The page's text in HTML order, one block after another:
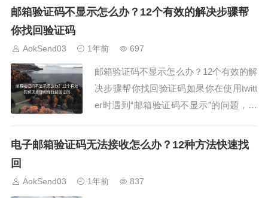
天，我们为您整理了9个常见的解决方
件。检查您的垃圾邮件文件夹...
邮箱验证码不显示怎么办？12个有效的解决步骤帮
你找回验证码
AokSend03 1年前 697
邮箱验证码不显示怎么办？12个有效的解
决步骤帮你找回验证码如果你在使用twitt
er时遇到“邮箱验证码不显示”的问题，不
骤，帮你找回验证码。1. 确保邮箱地址正
码无法送达。2. 检查垃圾邮件文件...
电子邮箱验证码无法接收怎么办？12种方法快速找
回
AokSend03 1年前 837